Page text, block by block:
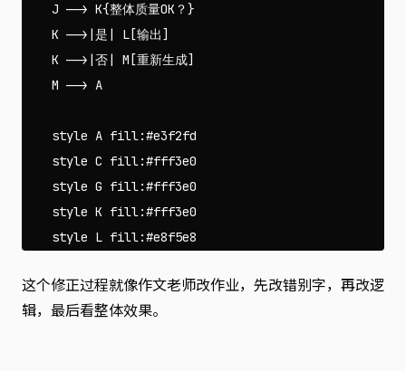
    J --> K{整体质量OK？}
    K -->|是| L[输出]
    K -->|否| M[重新生成]
    M --> A
    style A fill:#e3f2fd
    style C fill:#fff3e0
    style G fill:#fff3e0
    style K fill:#fff3e0
这个修正过程就像作文老师改作业，先改错别字，再改逻
辑，最后看整体效果。